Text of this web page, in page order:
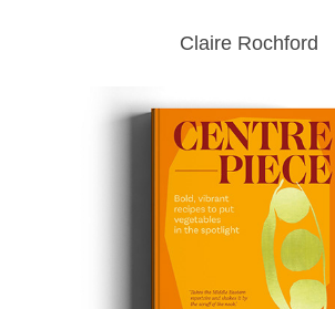
Claire Rochford